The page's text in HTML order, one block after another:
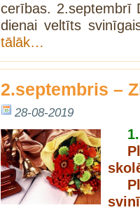
cerības. 2.septembrī
dienai veltīts
tālāk…
2.septembris –
28-08-2019